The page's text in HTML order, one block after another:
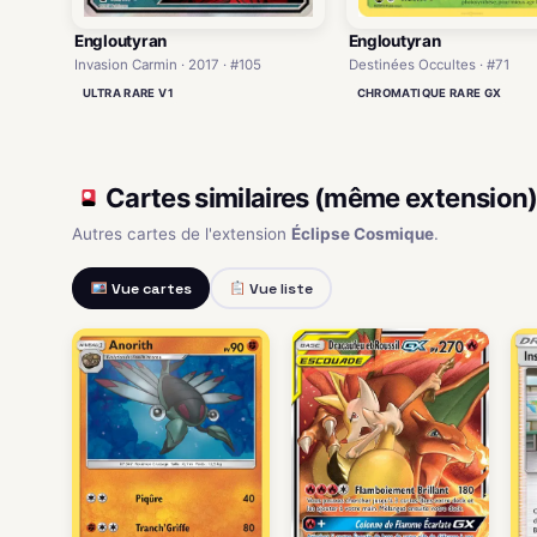
Engloutyran
Invasion Carmin · 2017 · #105
ULTRA RARE V1
Engloutyran
Destinées Occultes · #71
CHROMATIQUE RARE GX
Cartes similaires (même extension)
Autres cartes de l'extension Éclipse Cosmique.
Vue cartes Vue liste